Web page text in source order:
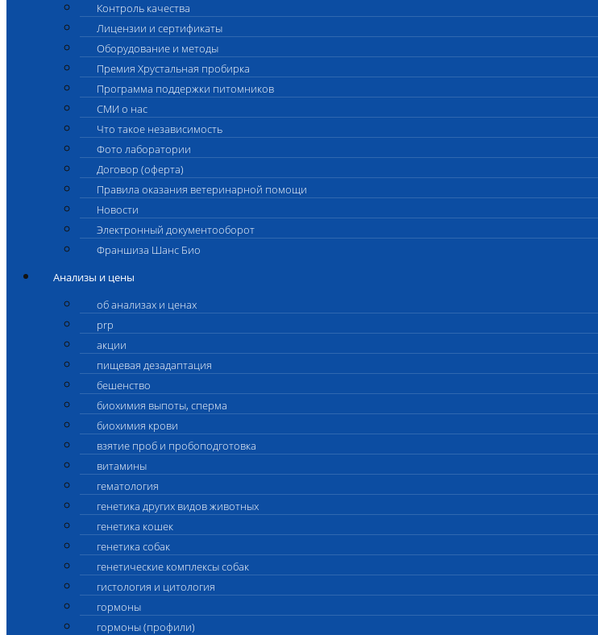
Контроль качества
Лицензии и сертификаты
Оборудование и методы
Премия Хрустальная пробирка
Программа поддержки питомников
СМИ о нас
Что такое независимость
Фото лаборатории
Договор (оферта)
Правила оказания ветеринарной помощи
Новости
Электронный документооборот
Франшиза Шанс Био
Анализы и цены
об анализах и ценах
prp
акции
пищевая дезадаптация
бешенство
биохимия выпоты, сперма
биохимия крови
взятие проб и пробоподготовка
витамины
гематология
генетика других видов животных
генетика кошек
генетика собак
генетические комплексы собак
гистология и цитология
гормоны
гормоны (профили)